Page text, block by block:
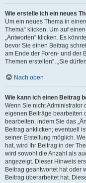
Wie erstelle ich ein neues
Um ein neues Thema in
Thema“ klicken. Um auf
„Antworten“ klicken. Es
bevor Sie einen Beitrag
am Ende der Foren- und der
Themen erstellen“, „Sie
Nach oben
Wie kann ich einen Beitrag
Wenn Sie nicht Administrator
eigenen Beiträge bearbeiten
bearbeiten, indem Sie das
Beitrag anklicken; eventuell
seiner Erstellung möglich.
hat, wird Ihr Beitrag in der
wird sowohl die Anzahl als
angezeigt. Dieser Hinweis
Beitrag geantwortet hat oder
Beitrag überarbeitet hat.